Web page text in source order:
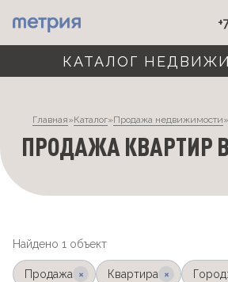
КАТАЛОГ
Главная»Каталог»Продажа недвижимости»
ПРОДАЖА КВАРТИР
Найдено 1 объект
Продажа × Квартира ×